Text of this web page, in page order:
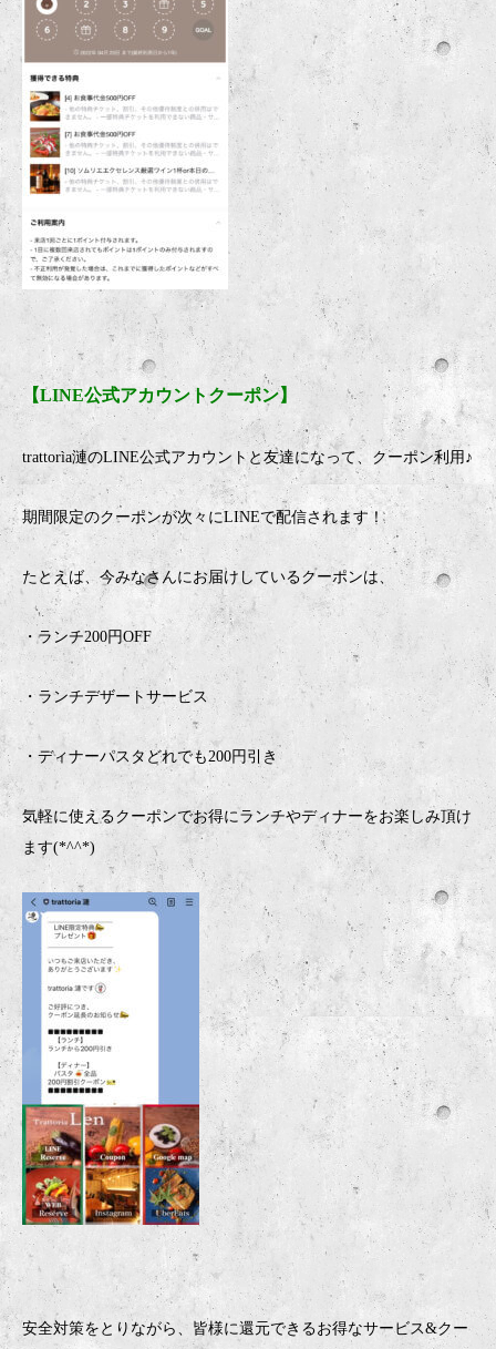
【LINE公式アカウントクーポン】
trattorìa漣のLINE公式アカウントと友達になって、クーポン利用♪
期間限定のクーポンが次々にLINEで配信されます！
たとえば、今みなさんにお届けしているクーポンは、
・ランチ200円OFF
・ランチデザートサービス
・ディナーパスタどれでも200円引き
気軽に使えるクーポンでお得にランチやディナーをお楽しみ頂け
ます(*^^*)
安全対策をとりながら、皆様に還元できるお得なサービス&クー